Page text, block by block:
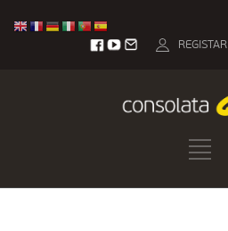
REGISTAR